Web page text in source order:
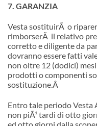
7. GARANZIA
Vesta sostituirÃ o
rimborserÃ il relativo
corretto e diligente da
dovranno essere fatti
non oltre 12 (dodici)
prodotti o componenti
sostituzione.Â
Entro tale periodo Vesta
non piÃ¹ tardi di otto
ed otto giorni dalla